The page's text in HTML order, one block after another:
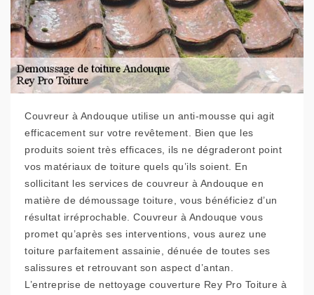
Couvreur à Andouque utilise un anti-mousse qui agit
efficacement sur votre revêtement. Bien que les
produits soient très efficaces, ils ne dégraderont point
vos matériaux de toiture quels qu’ils soient. En
sollicitant les services de couvreur à Andouque en
matière de démoussage toiture, vous bénéficiez d’un
résultat irréprochable. Couvreur à Andouque vous
promet qu’après ses interventions, vous aurez une
toiture parfaitement assainie, dénuée de toutes ses
salissures et retrouvant son aspect d’antan.
L’entreprise de nettoyage couverture Rey Pro Toiture à